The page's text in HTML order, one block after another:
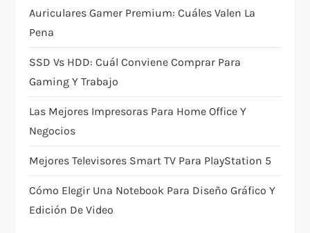
g
a
t
i
o
n
Auriculares Gamer Premium: Cuáles Valen La
Pena
SSD Vs HDD: Cuál Conviene Comprar Para
Gaming Y Trabajo
Las Mejores Impresoras Para Home Office Y
Negocios
Mejores Televisores Smart TV Para PlayStation 5
Cómo Elegir Una Notebook Para Diseño Gráfico Y
Edición De Video